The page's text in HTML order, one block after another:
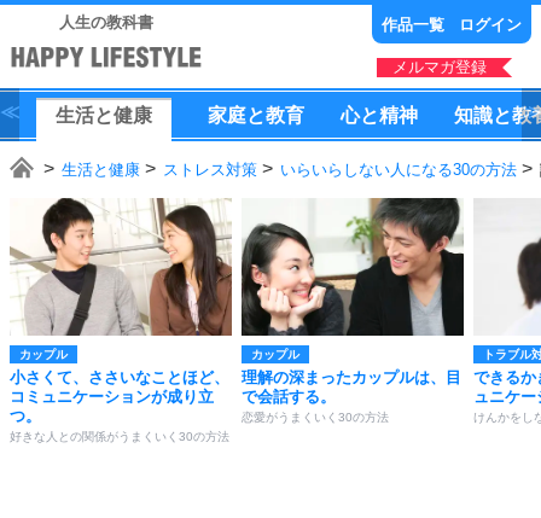
人生の教科書 作品一覧 ログイン
メルマガ登録
生活と健康 家庭と教育 心と精神 知識と教
生活と健康 ストレス対策 いらいらしない人になる30の方法
カップル
小さくて、ささいなことほど、
コミュニケーションが成り立
つ。
好きな人との関係がうまくいく30の方法
カップル
理解の深まったカップルは、目
で会話する。
恋愛がうまくいく30の方法
トラブル
できるか
ュニケー
けんかをし